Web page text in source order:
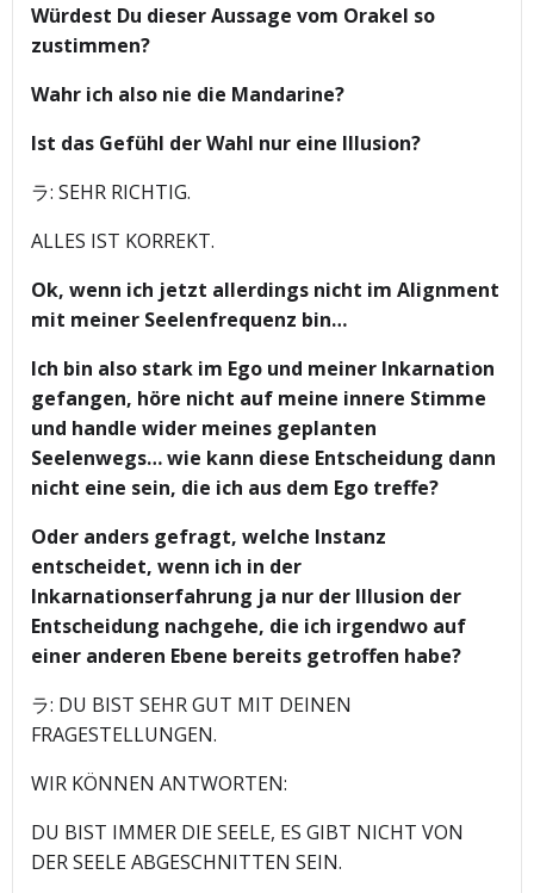
Würdest Du dieser Aussage vom Orakel so
zustimmen?
Wahr ich also nie die Mandarine?
Ist das Gefühl der Wahl nur eine Illusion?
ラ: SEHR RICHTIG.
ALLES IST KORREKT.
Ok, wenn ich jetzt allerdings nicht im Alignment
mit meiner Seelenfrequenz bin…
Ich bin also stark im Ego und meiner Inkarnation
gefangen, höre nicht auf meine innere Stimme
und handle wider meines geplanten
Seelenwegs… wie kann diese Entscheidung dann
nicht eine sein, die ich aus dem Ego treffe?
Oder anders gefragt, welche Instanz
entscheidet, wenn ich in der
Inkarnationserfahrung ja nur der Illusion der
Entscheidung nachgehe, die ich irgendwo auf
einer anderen Ebene bereits getroffen habe?
ラ: DU BIST SEHR GUT MIT DEINEN
FRAGESTELLUNGEN.
WIR KÖNNEN ANTWORTEN:
DU BIST IMMER DIE SEELE, ES GIBT NICHT VON
DER SEELE ABGESCHNITTEN SEIN.